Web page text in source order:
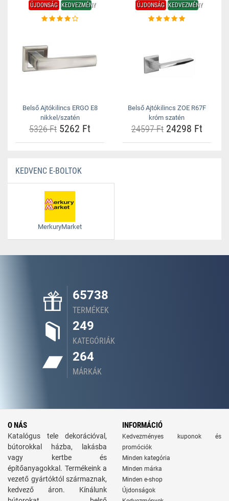
ÚJDONSÁG KEDVEZMÉNY
Belső Ajtókilincs ERGO E8
nikkel/szatén
5326 Ft 5262 Ft
ÚJDONSÁG KEDVEZMÉNY
Belső Ajtókilincs ZOE R67F
króm szatén
24597 Ft24298 Ft
KEDVENC E-BOLTOK
MerkuryMarket
65738
TERMÉKEK
249
KATEGÓRIÁK
264
MÁRKÁK
O NÁS
Katalógus tele dekorációval,
bútorokkal házba, lakásba
vagy kertbe és
építőanyagokkal. Termékeink a
vezető gyártóktól származnak,
kedvező áron. Kínálunk
INFORMÁCIÓ
Kedvezményes kuponok és
promóciók
Minden kategória
Minden márka
Minden e-shop
Újdonságok